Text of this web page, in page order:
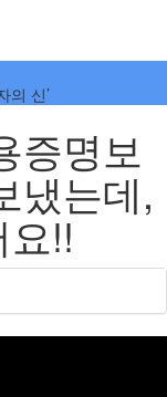
의 신’
증명보
냈는데,
!!